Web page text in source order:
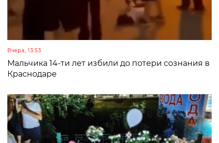
Вчера, 13:53
Мальчика 14-ти лет избили до потери сознания в
Краснодаре